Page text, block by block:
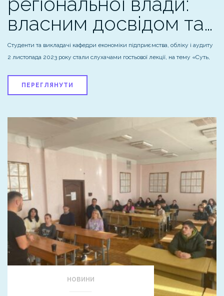
власним досвідом та…
Студенти та викладачі кафедри економіки підприємства, обліку і аудиту
2 листопада 2023 року стали слухачами гостьової лекції, на тему «Суть,
ПЕРЕГЛЯНУТИ
НОВИНИ